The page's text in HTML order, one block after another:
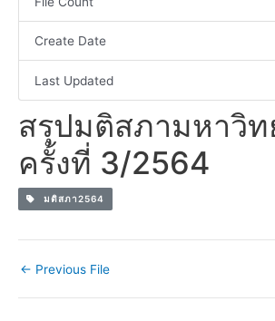
Create Date
Last Updated
สรุปมติสภามหาวิท
ครั้งที่ 3/2564
มติสภา2564
← Previous File